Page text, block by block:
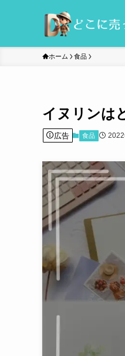
ホーム 食品
イヌリンは
広告 食品